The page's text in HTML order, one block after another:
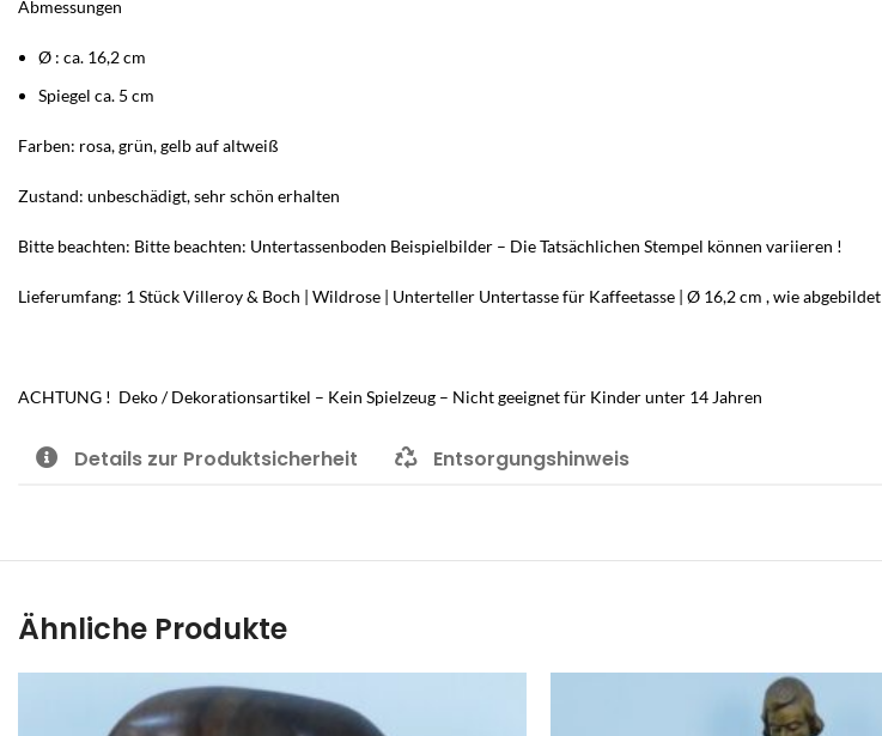
Abmessungen
Ø : ca. 16,2 cm
Spiegel ca. 5 cm
Farben: rosa, grün, gelb auf altweiß
Zustand: unbeschädigt, sehr schön erhalten
Bitte beachten: Bitte beachten: Untertassenboden Beispielbilder – Die Tatsächlichen Stempel können variieren !
Lieferumfang: 1 Stück Villeroy & Boch | Wildrose | Unterteller Untertasse für Kaffeetasse | Ø 16,2 cm , wie abgebildet
ACHTUNG ! Deko / Dekorationsartikel – Kein Spielzeug – Nicht geeignet für Kinder unter 14 Jahren
Details zur Produktsicherheit Entsorgungshinweis
Ähnliche Produkte